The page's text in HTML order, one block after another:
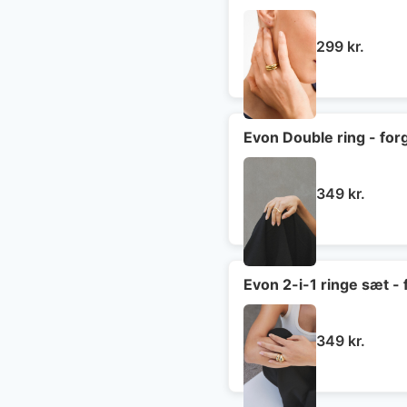
299 kr.
Evon Double ring -
349 kr.
Evon 2-i-1 ringe sæt -
349 kr.